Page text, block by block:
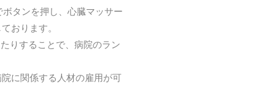
ボタンを押し、心臓マッサー
おります。
りすることで、病院のラン
に関係する人材の雇用が可